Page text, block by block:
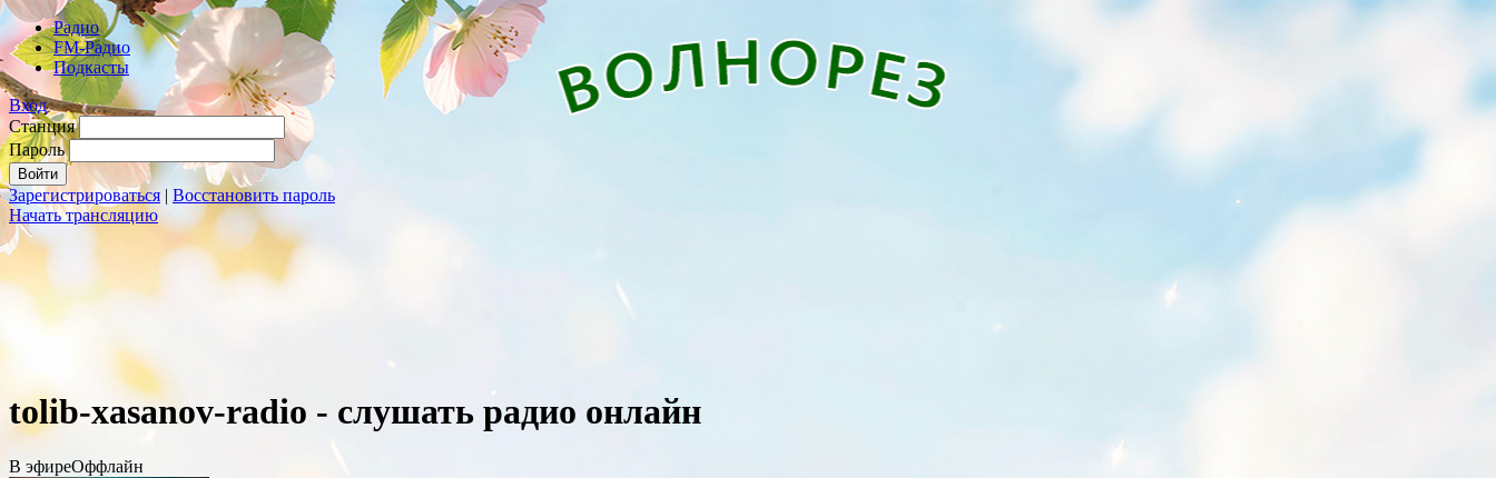
Радио
FM-Радио
Подкасты
Вход
Станция
Пароль
Зарегистрироваться | Восстановить пароль
Начать трансляцию
tolib-xasanov-radio - слушать радио онлайн
В эфиреОффлайн